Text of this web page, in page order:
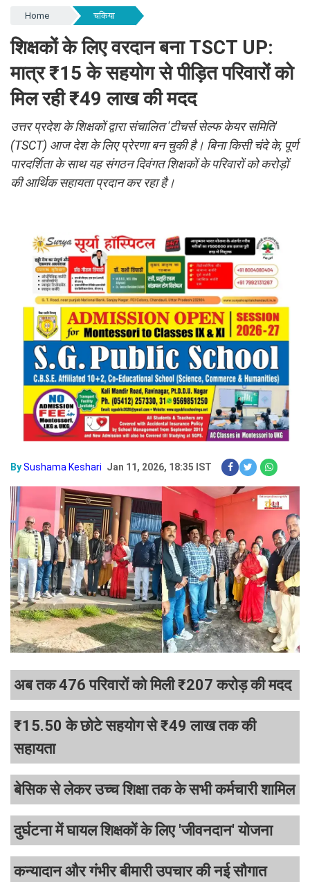
Home चकिया
शिक्षकों के लिए वरदान बना TSCT UP:
मात्र ₹15 के सहयोग से पीड़ित परिवारों को
मिल रही ₹49 लाख की मदद
उत्तर प्रदेश के शिक्षकों द्वारा संचालित 'टीचर्स सेल्फ केयर समिति'
(TSCT) आज देश के लिए प्रेरणा बन चुकी है। बिना किसी चंदे के, पूर्ण
पारदर्शिता के साथ यह संगठन दिवंगत शिक्षकों के परिवारों को करोड़ों
की आर्थिक सहायता प्रदान कर रहा है।
BySushama Keshari Jan 11, 2026, 18:35 IST
अब तक 476 परिवारों को मिली ₹207 करोड़ की मदद
₹15.50 के छोटे सहयोग से ₹49 लाख तक की
सहायता
बेसिक से लेकर उच्च शिक्षा तक के सभी कर्मचारी शामिल
दुर्घटना में घायल शिक्षकों के लिए 'जीवनदान' योजना
कन्यादान और गंभीर बीमारी उपचार की नई सौगात